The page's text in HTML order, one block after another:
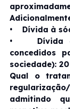
• Dívida à
• Dívida a
concedidos
sociedade):
Qual o
admitindo